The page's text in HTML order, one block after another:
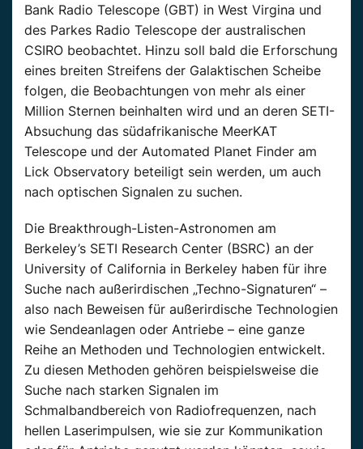
Bank Radio Telescope (GBT) in West Virgina und
des Parkes Radio Telescope der australischen
CSIRO beobachtet. Hinzu soll bald die Erforschung
eines breiten Streifens der Galaktischen Scheibe
folgen, die Beobachtungen von mehr als einer
Million Sternen beinhalten wird und an deren SETI-
Absuchung das südafrikanische MeerKAT
Telescope und der Automated Planet Finder am
Lick Observatory beteiligt sein werden, um auch
nach optischen Signalen zu suchen.
Die Breakthrough-Listen-Astronomen am
Berkeley’s SETI Research Center (BSRC) an der
University of California in Berkeley haben für ihre
Suche nach außerirdischen „Techno-Signaturen“ –
also nach Beweisen für außerirdische Technologien
wie Sendeanlagen oder Antriebe – eine ganze
Reihe an Methoden und Technologien entwickelt.
Zu diesen Methoden gehören beispielsweise die
Suche nach starken Signalen im
Schmalbandbereich von Radiofrequenzen, nach
hellen Laserimpulsen, wie sie zur Kommunikation